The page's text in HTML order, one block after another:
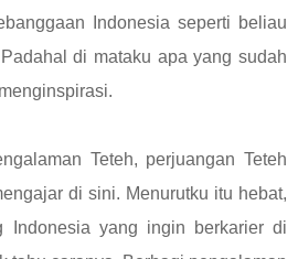
Indonesia seperti beliau
di mataku apa yang sudah
Teteh, perjuangan Teteh
di sini. Menurutku itu hebat,
Indonesia yang ingin berkarier di